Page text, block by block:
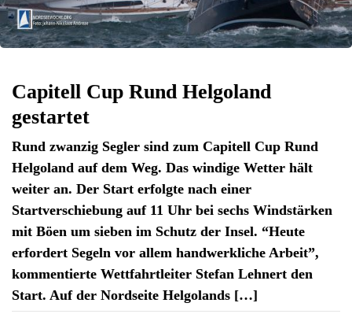
Capitell Cup Rund Helgoland
gestartet
Rund zwanzig Segler sind zum Capitell Cup Rund
Helgoland auf dem Weg. Das windige Wetter hält
weiter an. Der Start erfolgte nach einer
Startverschiebung auf 11 Uhr bei sechs Windstärken
mit Böen um sieben im Schutz der Insel. “Heute
erfordert Segeln vor allem handwerkliche Arbeit”,
kommentierte Wettfahrtleiter Stefan Lehnert den
Start. Auf der Nordseite Helgolands […]